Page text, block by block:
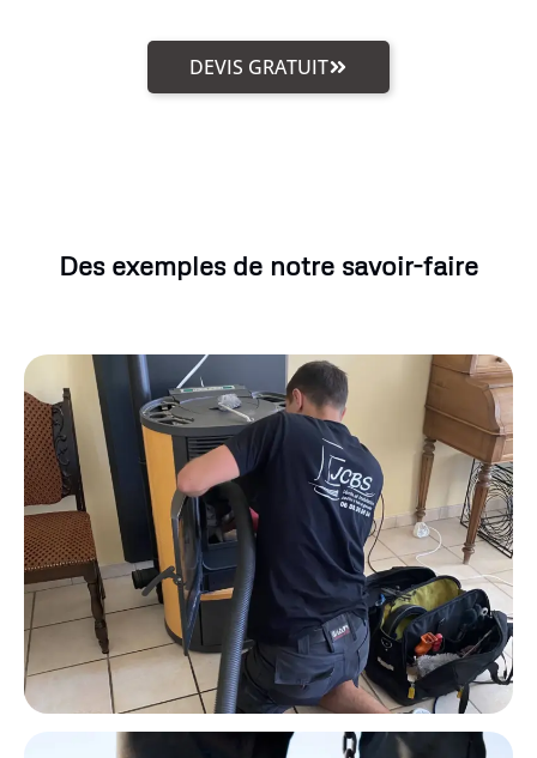
DEVIS GRATUIT
Des exemples de notre savoir-faire